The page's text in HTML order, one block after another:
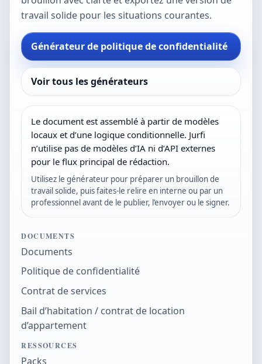
travail solide pour les situations courantes.
Générateur de politique de confidentialité
Voir tous les générateurs
Le document est assemblé à partir de modèles
locaux et d’une logique conditionnelle. Jurfi
n’utilise pas de modèles d’IA ni d’API externes
pour le flux principal de rédaction.
Utilisez le générateur pour préparer un brouillon de
travail solide, puis faites-le relire en interne ou par un
professionnel avant de le publier, l’envoyer ou le signer.
DOCUMENTS
Documents
Politique de confidentialité
Contrat de services
Bail d’habitation / contrat de location
d’appartement
RESSOURCES
Packs